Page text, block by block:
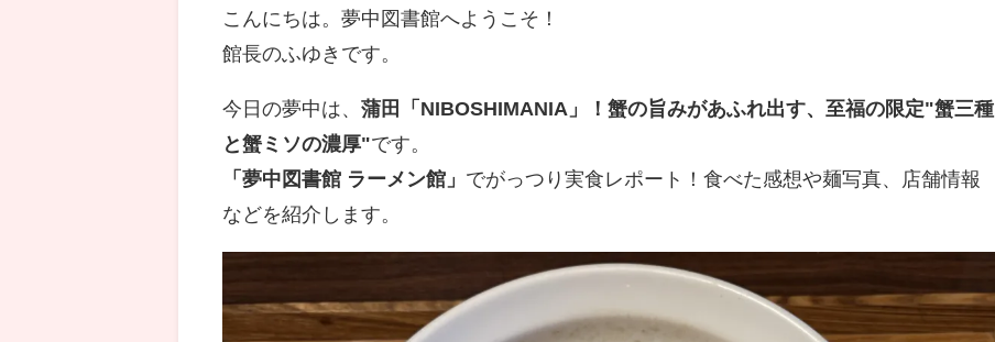
こんにちは。夢中図書館へようこそ！
館長のふゆきです。
今日の夢中は、蒲田「NIBOSHIMANIA」！蟹の旨みがあふれ出す、至福の限定"蟹三種
と蟹ミソの濃厚"です。
「夢中図書館 ラーメン館」 でがっつり実食レポート！食べた感想や麺写真、店舗情報
などを紹介します。